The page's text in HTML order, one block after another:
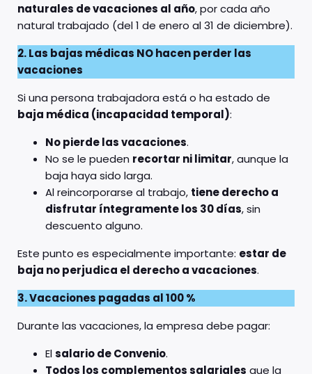
naturales de vacaciones al año, por cada año
natural trabajado (del 1 de enero al 31 de diciembre).
2. Las bajas médicas NO hacen perder las
vacaciones
Si una persona trabajadora está o ha estado de
baja médica (incapacidad temporal):
No pierde las vacaciones.
No se le pueden recortar ni limitar, aunque la
baja haya sido larga.
Al reincorporarse al trabajo, tiene derecho a
disfrutar íntegramente los 30 días, sin
descuento alguno.
Este punto es especialmente importante: estar de
baja no perjudica el derecho a vacaciones.
3. Vacaciones pagadas al 100 %
Durante las vacaciones, la empresa debe pagar:
Elsalario de Convenio.
Todos los complementos salariales que la